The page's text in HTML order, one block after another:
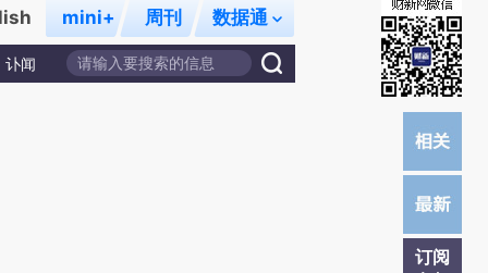
mini+ 周刊 数据通
讣闻
订阅